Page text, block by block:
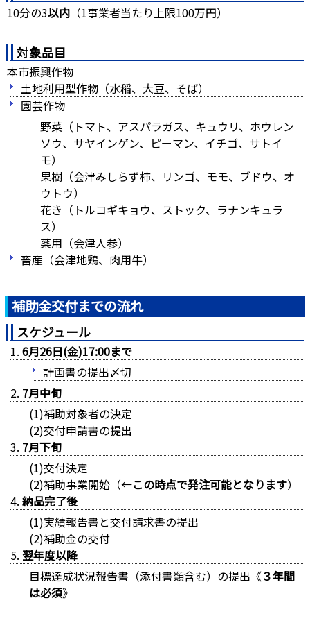
10分の3以内 （1事業者当たり上限100万円）
対象品目
本市振興作物
土地利用型作物（水稲、大豆、そば）
園芸作物
野菜（トマト、アスパラガス、キュウリ、ホウレン
ソウ、サヤインゲン、ピーマン、イチゴ、サトイ
モ）
果樹（会津みしらず柿、リンゴ、モモ、ブドウ、オ
ウトウ）
花き（トルコギキョウ、ストック、ラナンキュラ
ス）
薬用（会津人参）
畜産（会津地鶏、肉用牛）
補助金交付までの流れ
スケジュール
6月26日(金)17:00まで
計画書の提出〆切
7月中旬
(1)補助対象者の決定
(2)交付申請書の提出
7月下旬
(1)交付決定
(2)補助事業開始（←この時点で発注可能となります）
納品完了後
(1)実績報告書と交付請求書の提出
(2)補助金の交付
翌年度以降
目標達成状況報告書（添付書類含む）の提出《３年間
は必須》